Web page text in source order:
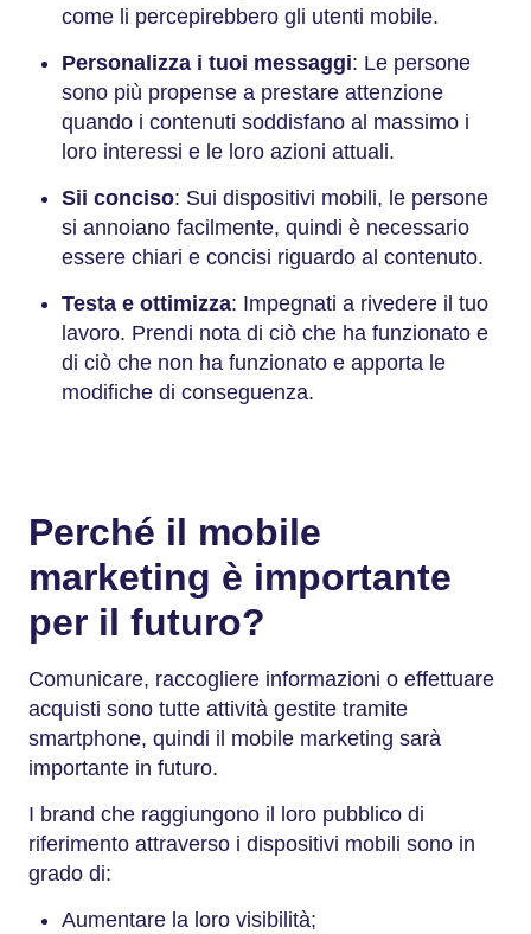
come li percepirebbero gli utenti mobile.
Personalizza i tuoi messaggi: Le persone
sono più propense a prestare attenzione
quando i contenuti soddisfano al massimo i
loro interessi e le loro azioni attuali.
Sii conciso: Sui dispositivi mobili, le persone
si annoiano facilmente, quindi è necessario
essere chiari e concisi riguardo al contenuto.
Testa e ottimizza: Impegnati a rivedere il tuo
lavoro. Prendi nota di ciò che ha funzionato e
di ciò che non ha funzionato e apporta le
modifiche di conseguenza.
Perché il mobile
marketing è importante
per il futuro?
Comunicare, raccogliere informazioni o effettuare
acquisti sono tutte attività gestite tramite
smartphone, quindi il mobile marketing sarà
importante in futuro.
I brand che raggiungono il loro pubblico di
riferimento attraverso i dispositivi mobili sono in
grado di:
Aumentare la loro visibilità;